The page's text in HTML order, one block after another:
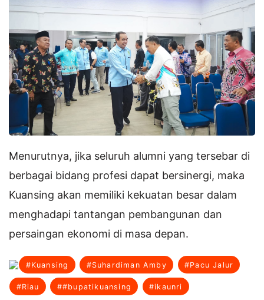
Menurutnya, jika seluruh alumni yang tersebar di
berbagai bidang profesi dapat bersinergi, maka
Kuansing akan memiliki kekuatan besar dalam
menghadapi tantangan pembangunan dan
persaingan ekonomi di masa depan.
#Kuansing #Suhardiman Amby #Pacu Jalur
#Riau ##bupatikuansing #ikaunri